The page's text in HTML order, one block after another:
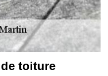
toiture